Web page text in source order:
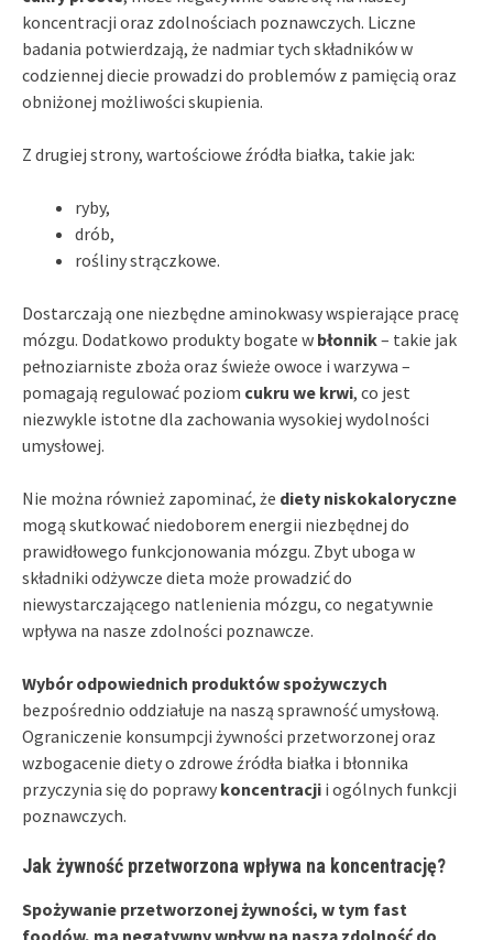
koncentracji oraz zdolnościach poznawczych. Liczne
badania potwierdzają, że nadmiar tych składników w
codziennej diecie prowadzi do problemów z pamięcią oraz
obniżonej możliwości skupienia.
Z drugiej strony, wartościowe źródła białka, takie jak:
ryby,
drób,
rośliny strączkowe.
Dostarczają one niezbędne aminokwasy wspierające pracę
mózgu. Dodatkowo produkty bogate w błonnik– takie jak
pełnoziarniste zboża oraz świeże owoce i warzywa –
pomagają regulować poziom cukru we krwi, co jest
niezwykle istotne dla zachowania wysokiej wydolności
umysłowej.
Nie można również zapominać, że diety niskokaloryczne
mogą skutkować niedoborem energii niezbędnej do
prawidłowego funkcjonowania mózgu. Zbyt uboga w
składniki odżywcze dieta może prowadzić do
niewystarczającego natlenienia mózgu, co negatywnie
wpływa na nasze zdolności poznawcze.
Wybór odpowiednich produktów spożywczych
bezpośrednio oddziałuje na naszą sprawność umysłową.
Ograniczenie konsumpcji żywności przetworzonej oraz
wzbogacenie diety o zdrowe źródła białka i błonnika
przyczynia się do poprawy koncentracji i ogólnych funkcji
poznawczych.
Jak żywność przetworzona wpływa na koncentrację?
Spożywanie przetworzonej żywności, w tym fast
foodów, ma negatywny wpływ na naszą zdolność do